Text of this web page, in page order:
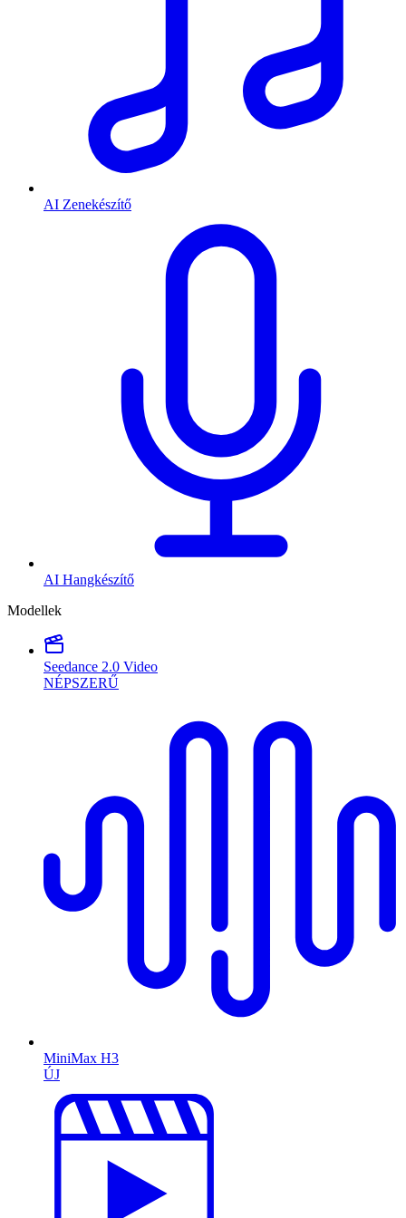
AI Zenekészítő
AI Hangkészítő
Modellek
Seedance 2.0 Video
NÉPSZERŰ
MiniMax H3
ÚJ